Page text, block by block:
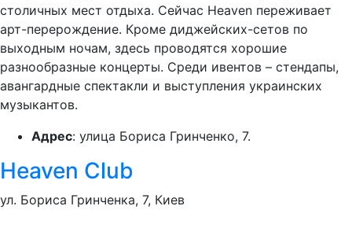
столичных мест отдыха. Сейчас Heaven переживает
арт-перерождение. Кроме диджейских-сетов по
выходным ночам, здесь проводятся хорошие
разнообразные концерты. Среди ивентов – стендапы,
авангардные спектакли и выступления украинских
музыкантов.
Адрес: улица Бориса Гринченко, 7.
Heaven Club
ул. Бориса Гринченка, 7, Киев